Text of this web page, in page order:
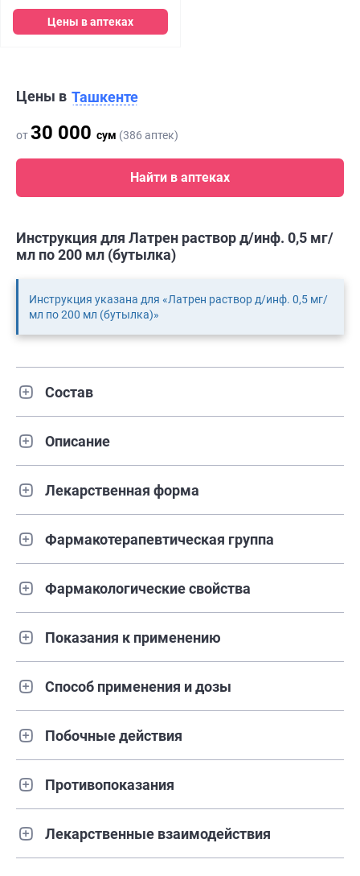
Цены в аптеках
Цены в Ташкенте
от30 000 сум (386 аптек)
Найти в аптеках
Инструкция для Латрен раствор д/инф. 0,5 мг/
мл по 200 мл (бутылка)
Инструкция указана для «Латрен раствор д/инф. 0,5 мг/
мл по 200 мл (бутылка)»
Состав
Описание
Лекарственная форма
Фармакотерапевтическая группа
Фармакологические свойства
Показания к применению
Способ применения и дозы
Побочные действия
Противопоказания
Лекарственные взаимодействия